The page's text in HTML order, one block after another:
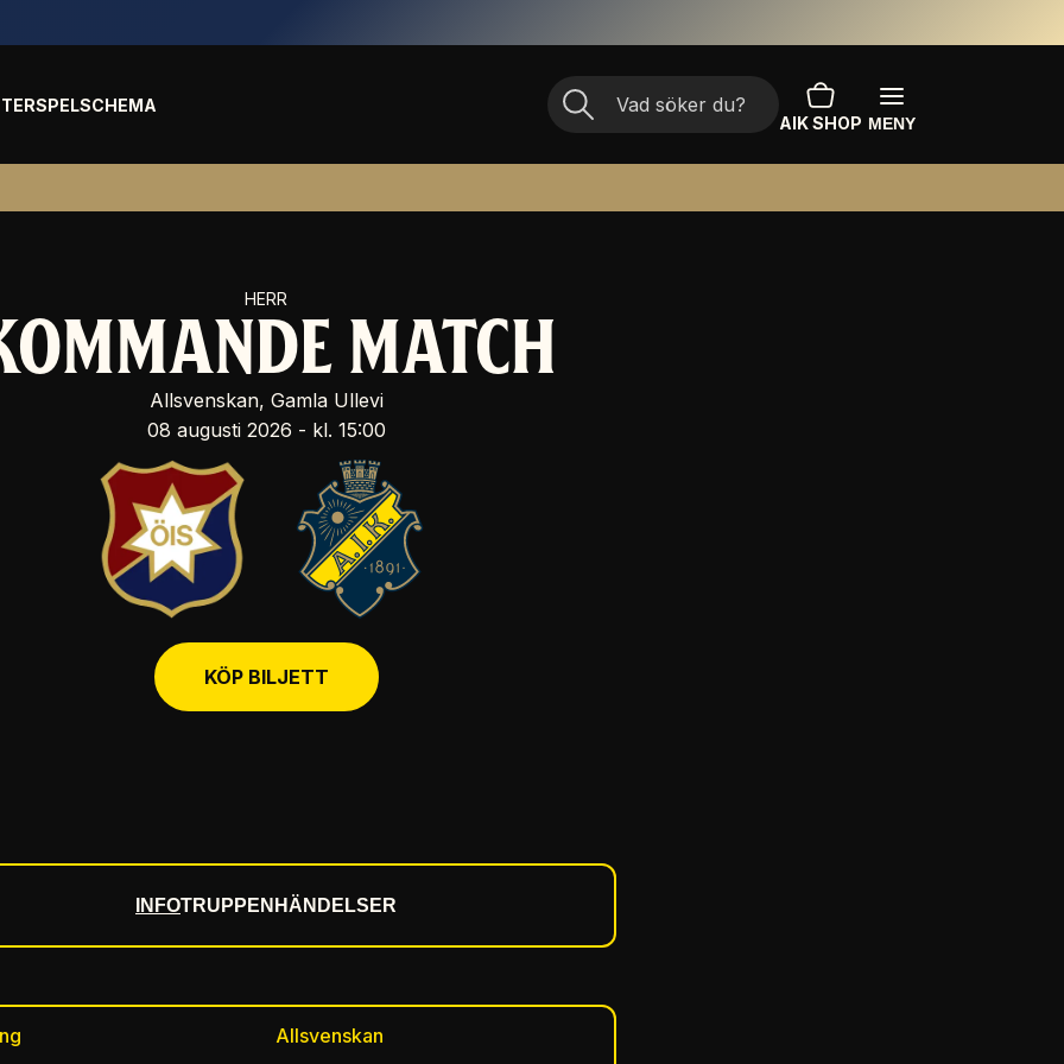
SPELSCHEMA
AIK SHOP MENY
HERR
MATCH
Allsvenskan, Gamla Ullevi
08 augusti 2026 - kl. 15:00
KÖP BILJETT
INFOTRUPPEN HÄNDELSER
Allsvenskan